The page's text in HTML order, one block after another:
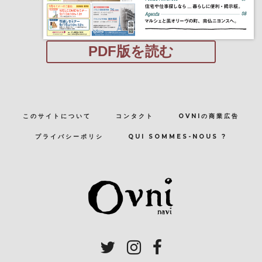
PDF版を読む
このサイトについて コンタクト OVNIの商業広告
プライバシーポリシ QUI SOMMES-NOUS ?